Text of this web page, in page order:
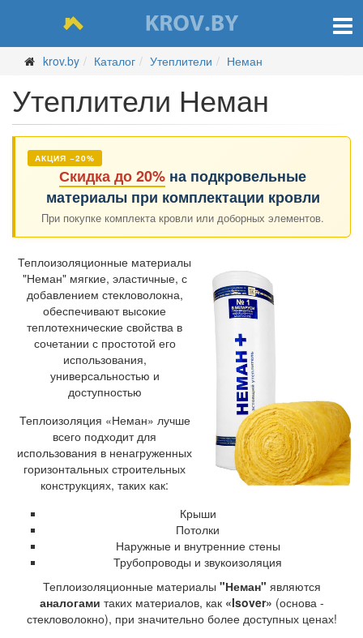
krov.by Каталог Утеплители Неман
Утеплители Неман
АКЦИЯ −20%
Скидка до 20% на подкровельные
материалы при комплектации кровли
При покупке комплекта кровли или доборных элементов.
Теплоизоляционные материалы
"Неман" мягкие, эластичные, с
добавлением стекловолокна,
обеспечивают высокие
теплотехнические свойства в
сочетании с простотой его
использования,
универсальностью и
доступностью
Теплоизоляция «Неман» лучше
всего подходит для
использования в ненагруженных
горизонтальных строительных
конструкциях, таких как:
Крыши
Потолки
Наружные и внутренние стены
Трубопроводы и звукоизоляция
Теплоизоляционные материалы "Неман" являются
аналогами таких материалов, как «Isover» (основа -
стекловолокно), при значительно более доступных ценах!